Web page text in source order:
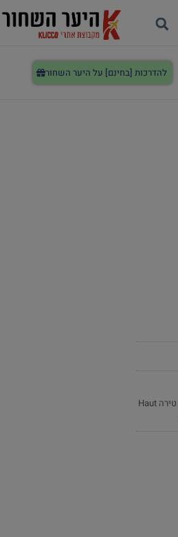
להדרכות [בחינם] על היער השחור
טירה Haut